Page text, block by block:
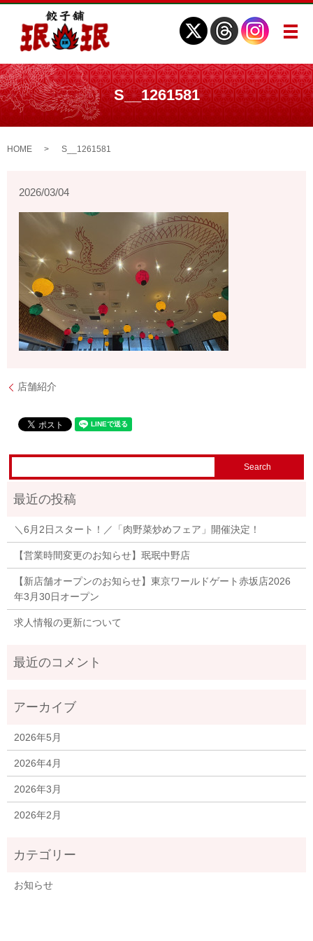
メ
S__1261581
HOME S__1261581
2026/03/04
店舗紹介
＼6月2日スタート！／「肉野菜炒めフェア」開催決定！
【営業時間変更のお知らせ】珉珉中野店
【新店舗オープンのお知らせ】東京ワールドゲート赤坂店2026
年3月30日オープン
求人情報の更新について
2026年5月
2026年4月
2026年3月
2026年2月
お知らせ